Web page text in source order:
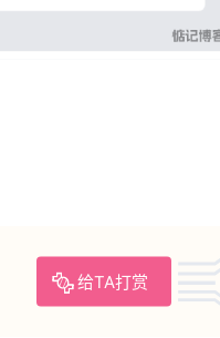
给TA打赏